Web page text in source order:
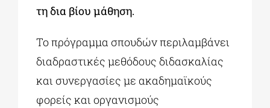
τη δια βίου μάθηση.
Το πρόγραμμα σπουδών περιλαμβάνει
διαδραστικές μεθόδους διδασκαλίας
και συνεργασίες με ακαδημαϊκούς
φορείς και οργανισμούς